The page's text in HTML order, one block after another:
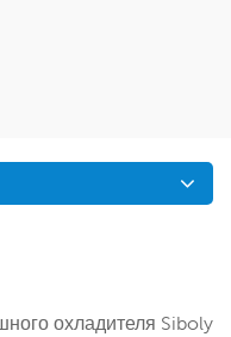
охладителя Siboly